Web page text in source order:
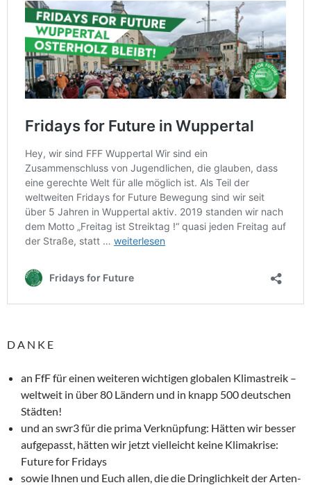
D A N K E
an FfF für einen weiteren wichtigen globalen Klimastreik –
weltweit in über 80 Ländern und in knapp 500 deutschen
Städten!
und an swr3 für die prima Verknüpfung: Hätten wir besser
aufgepasst, hätten wir jetzt vielleicht keine Klimakrise:
Future for Fridays
sowie Ihnen und Euch allen, die die Dringlichkeit der Arten-